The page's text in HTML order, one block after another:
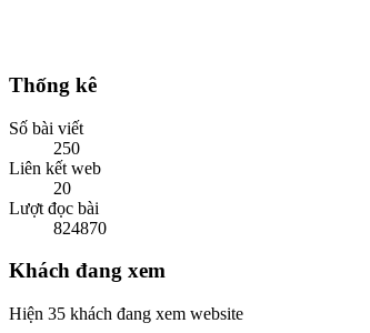
Thống kê
Số bài viết
250
Liên kết web
20
Lượt đọc bài
824870
Khách đang xem
Hiện 35 khách đang xem website